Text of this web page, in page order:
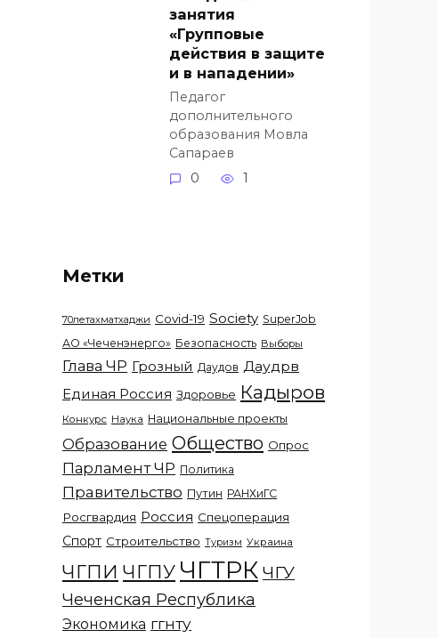
занятия
«Групповые
действия в защите
и в нападении»
Педагог
дополнительного
образования Мовла
Сапараев
0
1
Метки
70летахматхаджи Covid-19 Society SuperJob
АО «Чеченэнерго» Безопасность Выборы
Глава ЧР Грозный Даудов Даудрв
Единая Россия Здоровье Кадыров
Конкурс Наука Национальные проекты
Образование Общество Опрос
Парламент ЧР Политика
Правительство Путин РАНХиГС
Росгвардия Россия Спецоперация
Спорт Строительство Туризм Украина
ЧГПИ ЧГПУ ЧГТРК ЧГУ
Чеченская Республика
Экономика ггнту